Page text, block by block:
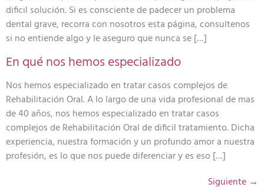
dificil solución. Si es consciente de padecer un problema
dental grave, recorra con nosotros esta página, consultenos
si no entiende algo y le aseguro que nunca se […]
En qué nos hemos especializado
Nos hemos especializado en tratar casos complejos de
Rehabilitación Oral. A lo largo de una vida profesional de mas
de 40 años, nos hemos especializado en tratar casos
complejos de Rehabilitación Oral de dificil tratamiento. Dicha
experiencia, nuestra formación y un profundo amor a nuestra
profesión, es lo que nos puede diferenciar y es eso […]
Siguiente →